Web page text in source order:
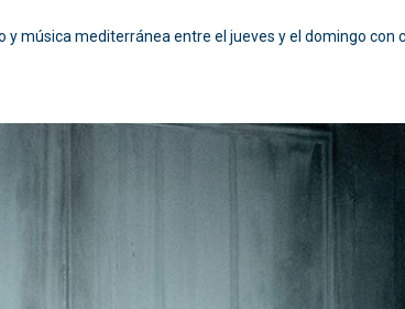
y música mediterránea entre el jueves y el domingo con